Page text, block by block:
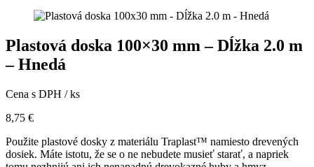
Plastová doska 100×30 mm – Dĺžka 2.0 m
– Hnedá
Cena s DPH / ks
8,75 €
Použite plastové dosky z materiálu Traplast™ namiesto drevených
dosiek. Máte istotu, že se o ne nebudete musieť starať, a napriek